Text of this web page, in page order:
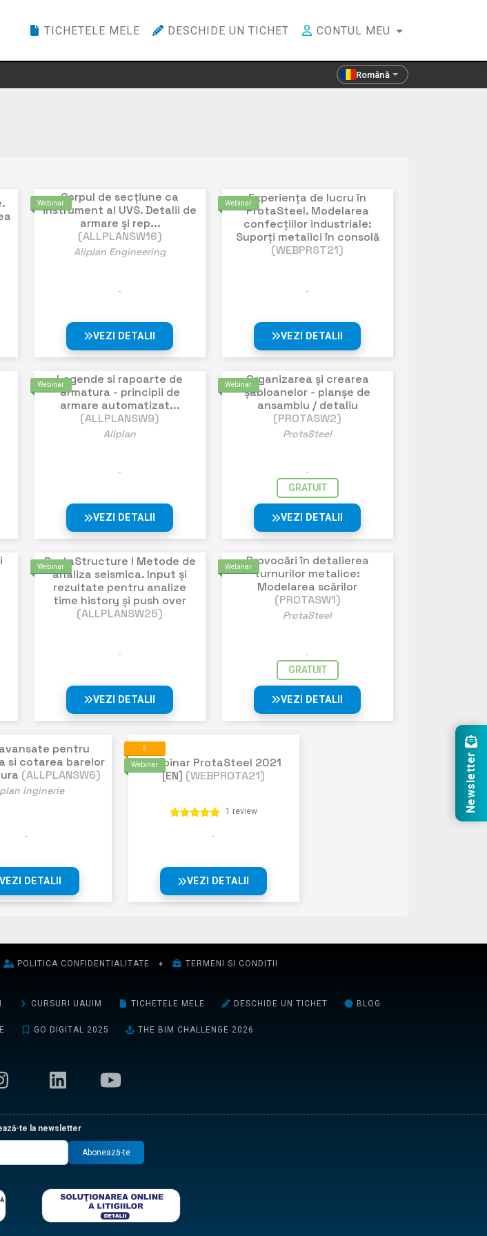
TICHETELE MELE DESCHIDE UN TICHET CONTUL MEU
Română
WebinarCorpul de secțiune ca
instrument al UVS. Detalii de
armare și rep...
(ALLPLANSW16)
Allplan Engineering
VEZI DETALII
WebinarExperiența de lucru în
ProtaSteel. Modelarea
confecțiilor industriale:
Suporți metalici în consolă
(WEBPRST21)
VEZI DETALII
WebinarLegende si rapoarte de
armatura - principii de
armare automatizat...
(ALLPLANSW9)
Allplan
VEZI DETALII
WebinarOrganizarea și crearea
șabloanelor - planșe de
ansamblu / detaliu
(PROTASW2)
ProtaSteel
GRATUIT
VEZI DETALII
Webinar
ProtaStructure I Metode de
analiza seismica. Input și
rezultate pentru analize
time history și push over
(ALLPLANSW25)
VEZI DETALII
WebinarProvocări în detalierea
turnurilor metalice:
Modelarea scărilor
(PROTASW1)
ProtaSteel
GRATUIT
VEZI DETALII
pentru
si cotarea barelor
(ALLPLANSW6)
Inginerie
VEZI DETALII
5
WebinarWebinar ProtaSteel 2021
[EN] (WEBPROTA21)
1 review
VEZI DETALII
POLITICA CONFIDENTIALITATE ♦ TERMENI SI CONDITII
CURSURI UAUIM TICHETELE MELE DESCHIDE UN TICHET BLOG
GO DIGITAL 2025 THE BIM CHALLENGE 2026
te la newsletter
Abonează-te
Newsletter